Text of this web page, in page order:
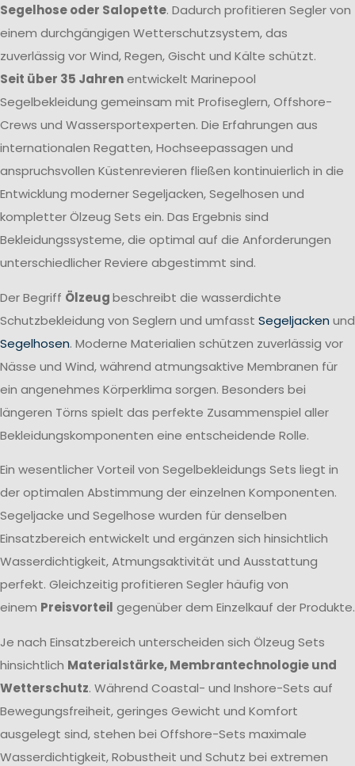
Segelhose oder Salopette. Dadurch profitieren Segler von
einem durchgängigen Wetterschutzsystem, das
zuverlässig vor Wind, Regen, Gischt und Kälte schützt.
Seit über 35 Jahrenentwickelt Marinepool
Segelbekleidung gemeinsam mit Profiseglern, Offshore-
Crews und Wassersportexperten. Die Erfahrungen aus
internationalen Regatten, Hochseepassagen und
anspruchsvollen Küstenrevieren fließen kontinuierlich in die
Entwicklung moderner Segeljacken, Segelhosen und
kompletter Ölzeug Sets ein. Das Ergebnis sind
Bekleidungssysteme, die optimal auf die Anforderungen
unterschiedlicher Reviere abgestimmt sind.
Der Begriff Ölzeugbeschreibt die wasserdichte
Schutzbekleidung von Seglern und umfasst Segeljacken und
Segelhosen. Moderne Materialien schützen zuverlässig vor
Nässe und Wind, während atmungsaktive Membranen für
ein angenehmes Körperklima sorgen. Besonders bei
längeren Törns spielt das perfekte Zusammenspiel aller
Bekleidungskomponenten eine entscheidende Rolle.
Ein wesentlicher Vorteil von Segelbekleidungs Sets liegt in
der optimalen Abstimmung der einzelnen Komponenten.
Segeljacke und Segelhose wurden für denselben
Einsatzbereich entwickelt und ergänzen sich hinsichtlich
Wasserdichtigkeit, Atmungsaktivität und Ausstattung
perfekt. Gleichzeitig profitieren Segler häufig von
einem Preisvorteil gegenüber dem Einzelkauf der Produkte.
Je nach Einsatzbereich unterscheiden sich Ölzeug Sets
hinsichtlich Materialstärke, Membrantechnologie und
Wetterschutz. Während Coastal- und Inshore-Sets auf
Bewegungsfreiheit, geringes Gewicht und Komfort
ausgelegt sind, stehen bei Offshore-Sets maximale
Wasserdichtigkeit, Robustheit und Schutz bei extremen